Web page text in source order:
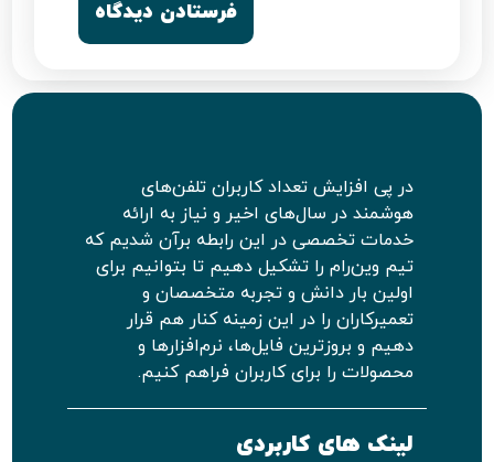
در پی افزایش تعداد کاربران تلفن‌های
هوشمند در سال‌های اخیر و نیاز به ارائه
خدمات تخصصی در این رابطه برآن شدیم که
تیم وین‌رام را تشکیل دهیم تا بتوانیم برای
اولین بار دانش و تجربه متخصصان و
تعمیرکاران را در این زمینه کنار هم قرار
دهیم و بروزترین فایل‌ها، نرم‌افزارها و
محصولات را برای کاربران فراهم کنیم.
لینک های کاربردی